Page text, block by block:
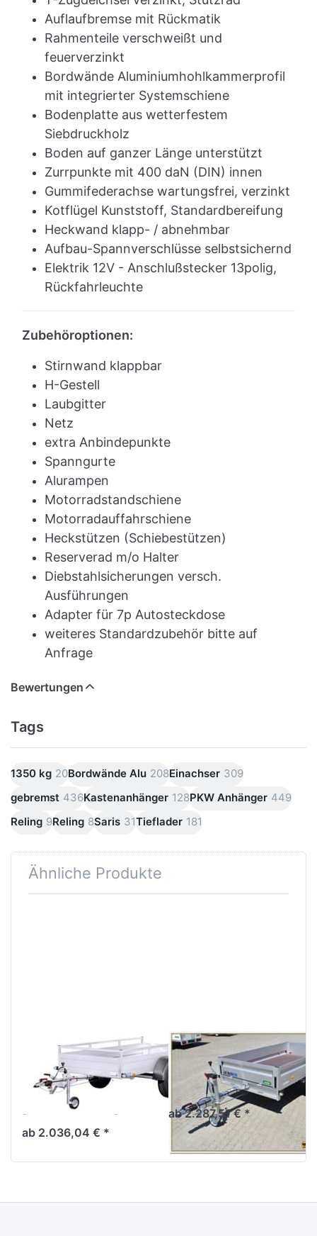
Auflaufbremse mit Rückmatik
Rahmenteile verschweißt und
feuerverzinkt
Bordwände Aluminiumhohlkammerprofil
mit integrierter Systemschiene
Bodenplatte aus wetterfestem
Siebdruckholz
Boden auf ganzer Länge unterstützt
Zurrpunkte mit 400 daN (DIN) innen
Gummifederachse wartungsfrei, verzinkt
Kotflügel Kunststoff, Standardbereifung
Heckwand klapp- / abnehmbar
Aufbau-Spannverschlüsse selbstsichernd
Elektrik 12V - Anschlußstecker 13polig,
Rückfahrleuchte
Zubehöroptionen:
Stirnwand klappbar
H-Gestell
Laubgitter
Netz
extra Anbindepunkte
Spanngurte
Alurampen
Motorradstandschiene
Motorradauffahrschiene
Heckstützen (Schiebestützen)
Reserverad m/o Halter
Diebstahlsicherungen versch.
Ausführungen
Adapter für 7p Autosteckdose
weiteres Standardzubehör bitte auf
Anfrage
Bewertungen
Tags
1350 kg 20Bordwände Alu 208Einachser 309
gebremst 436Kastenanhänger 128PKW Anhänger 449
Reling 9Reling 8Saris 31Tieflader 181
Ähnliche Produkte
MP 255 133
1350 1
Tieflader Einachser
gebremst - Alu/Reling
ab 2.036,04 € *
UNSINN
UT 2512-13-14
Vollalu-Anhänger mit
Schiebezurrsystem
ab 2.287,51 € *